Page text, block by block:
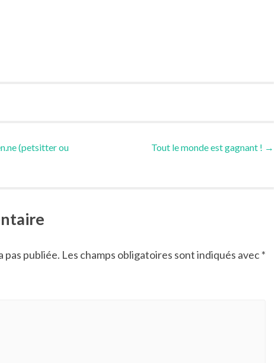
(petsitter ou
Tout le monde est gagnant ! →
pas publiée. Les champs obligatoires sont indiqués avec*